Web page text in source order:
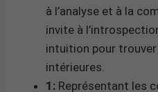
à l’analyse et à la
invite à
intuition pour
intérieures.
1: Représentant les